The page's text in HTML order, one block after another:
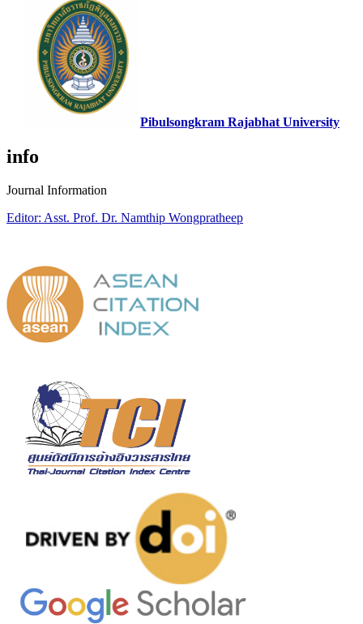
Pibulsongkram Rajabhat University
info
Journal Information
Editor: Asst. Prof. Dr. Namthip Wongpratheep